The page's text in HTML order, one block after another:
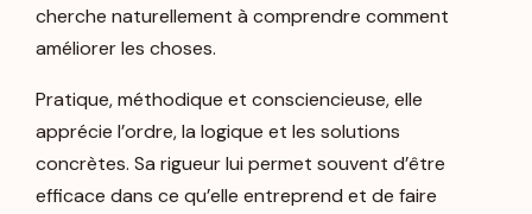
cherche naturellement à comprendre comment
améliorer les choses.
Pratique, méthodique et consciencieuse, elle
apprécie l’ordre, la logique et les solutions
concrètes. Sa rigueur lui permet souvent d’être
efficace dans ce qu’elle entreprend et de faire